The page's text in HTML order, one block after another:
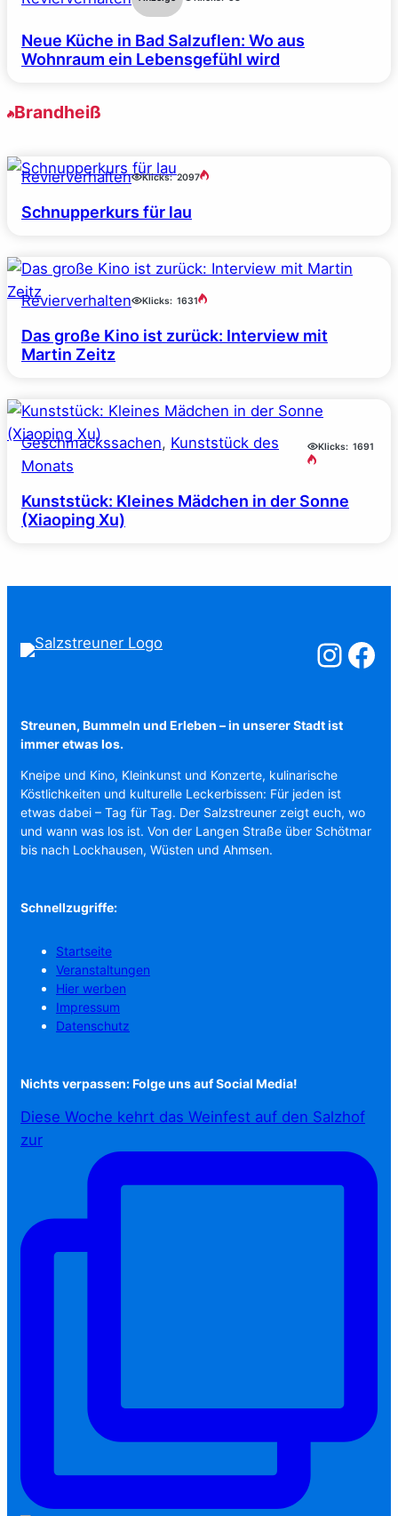
Neue Küche in Bad Salzuflen: Wo aus
Wohnraum ein Lebensgefühl wird
Brandheiß
Revierverhalten Klicks: 2097
Schnupperkurs für lau
Revierverhalten Klicks: 1631
Das große Kino ist zurück: Interview mit
Martin Zeitz
Geschmackssachen, Kunststück des
Monats
Klicks: 1691
Kunststück: Kleines Mädchen in der Sonne
(Xiaoping Xu)
Salzstreuner
Streunen, Bummeln und Erleben – in unserer Stadt ist
immer etwas los.
Kneipe und Kino, Kleinkunst und Konzerte, kulinarische
Köstlichkeiten und kulturelle Leckerbissen: Für jeden ist
etwas dabei – Tag für Tag. Der Salzstreuner zeigt euch, wo
und wann was los ist. Von der Langen Straße über Schötmar
bis nach Lockhausen, Wüsten und Ahmsen.
Schnellzugriffe:
Startseite
Veranstaltungen
Hier werben
Impressum
Datenschutz
Nichts verpassen: Folge uns auf Social Media!
Diese Woche kehrt das Weinfest auf den Salzhof
zur